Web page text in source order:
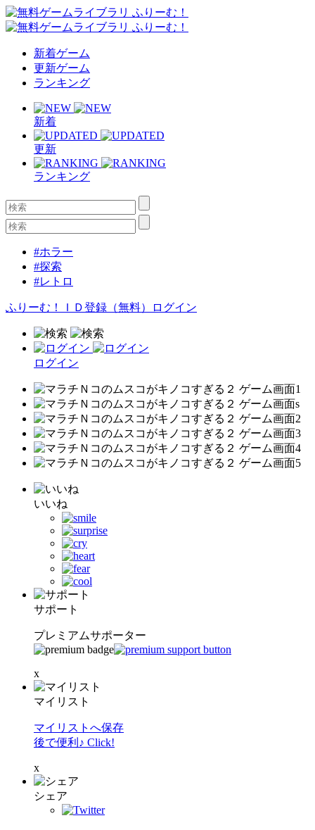
新着ゲーム
更新ゲーム
ランキング
新着
更新
ランキング
#ホラー
#探索
#レトロ
ふりーむ！ＩＤ登録（無料） ログイン
ログイン
いいね
サポート
プレミアムサポーター
x
マイリスト
マイリストへ保存
後で便利♪ Click!
x
シェア